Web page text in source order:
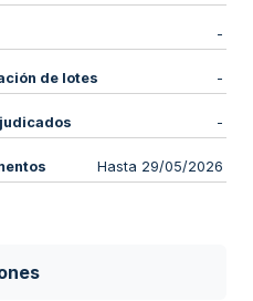
-
de lotes -
-
Hasta 29/05/2026